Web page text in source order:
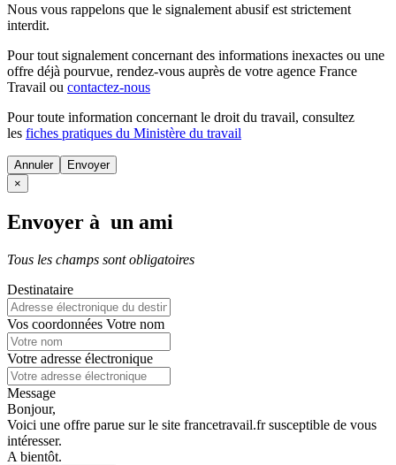
Nous vous rappelons que le signalement abusif est strictement
interdit.
Pour tout signalement concernant des informations inexactes ou une
offre déjà pourvue, rendez-vous auprès de votre agence France
Travail ou contactez-nous
Pour toute information concernant le droit du travail, consultez
les fiches pratiques du Ministère du travail
Annuler
×
Envoyer à un ami
Tous les champs sont obligatoires
Destinataire
Vos coordonnées Votre nom
Votre adresse électronique
Message
Bonjour,
Voici une offre parue sur le site francetravail.fr susceptible de vous
intéresser.
A bientôt.